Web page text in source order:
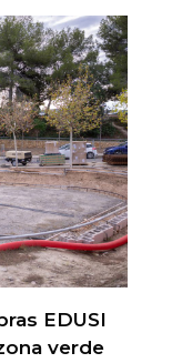
EDUSI
verde